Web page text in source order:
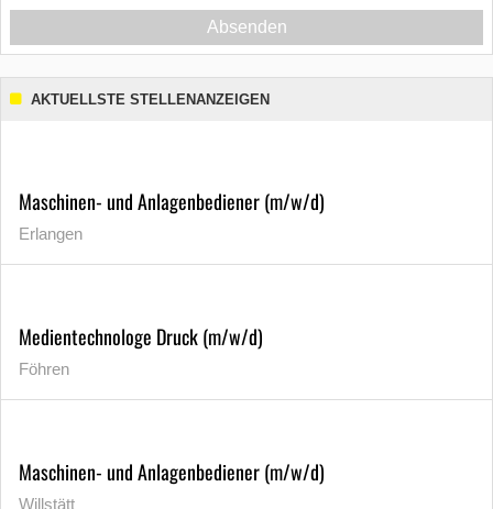
Absenden
AKTUELLSTE STELLENANZEIGEN
Maschinen- und Anlagenbediener (m/w/d)
Erlangen
Medientechnologe Druck (m/w/d)
Föhren
Maschinen- und Anlagenbediener (m/w/d)
Willstätt